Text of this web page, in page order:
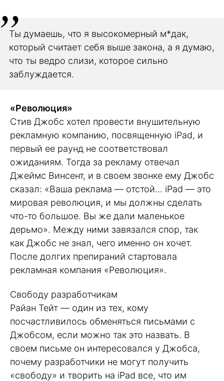
Ты думаешь, что я высокомерный м*дак,
который считает себя выше закона, а я думаю,
что ты ведро слизи, которое сильно
заблуждается.
«Революция»
Стив Джобс хотел провести внушительную
рекламную компанию, посвященную iPad, и
первый ее раунд не соответствовал
ожиданиям. Тогда за рекламу отвечал
Джеймс Винсент, и в своем звонке ему Джобс
сказал: «Ваша реклама — отстой… iPad — это
мировая революция, и мы должны сделать
что-то большое. Вы же дали маленькое
дерьмо». Между ними завязался спор, так
как Джобс не знал, чего именно он хочет.
После долгих препираний стартовала
рекламная компания «Революция».
Свободу разработчикам
Райан Тейт — один из тех, кому
посчастливилось обменяться письмами с
Джобсом, если можно так это назвать. В
своем письме он интересовался у Джобса,
почему разработчики не могут получить
«свободу» и творить на iPad все, что им